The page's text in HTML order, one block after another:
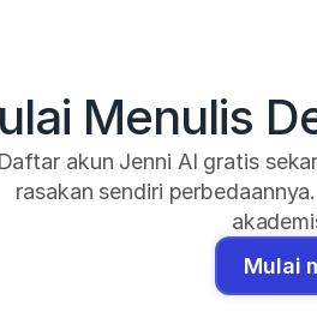
Menulis
Daftar akun Jenni AI gratis
rasakan sendiri
Mulai